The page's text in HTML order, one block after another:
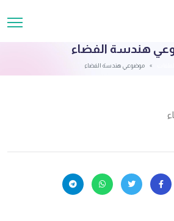
هندسة الفضاء
موضوعي هندسة الفضاء